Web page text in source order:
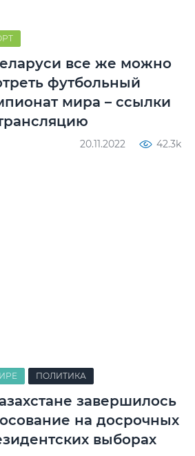
все же можно
футбольный
мира – ссылки
20.11.2022 42.3k
ПОЛИТИКА
завершилось
на досрочных
выборах